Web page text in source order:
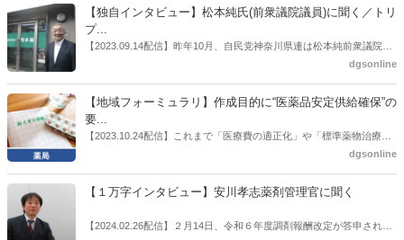
書がとりまとめられた。ドラビズon-lineでは検討会を総括する目的で
厚労省医政局医薬産業振興・医療情報企画課長（医薬産業振興・医療
情報企画課セルフケア・セルフメディケーション推進室長併任）安藤
公一氏や青山学院大学名誉教授の三村優美子氏、 日本保険薬局協会医
【独自インタビュー】松本純氏(前衆議院議員)に聞く／トリ
プ...
【2023.09.14配信】昨年10月、自民党神奈川県連は松本純前衆議院議
員を「自民党神奈川1区」（横浜市中区・磯子区・金沢区）の支部長
候補の前提となるもの。薬剤師に関わる政策に広く・深く関わってき
た同氏の復活に向けた薬剤師業界の期待には熱いものがある。不透明
感の払拭できない医療・介護・障害者サービスのトリプル改定等へ
の、薬剤師業界の強い危機感の裏返しといってもいいだろう。本稿で
dgsonline
【地域フォーミュラリ】作成目的に“医薬品安定供給確保”の
要...
【2023.10.24配信】これまで「医療費の適正化」や「標準薬物治療の
推進」などが目的とされることが多かった地域フォーミュラリの作
た。医薬品の安定供給確保だ。10月22日に開かれた「日本フォーミュ
飯田市）は、会員薬局から安定供給確保への強い要望があったことを
dgsonline
【１万字インタビュー】安川孝志薬剤管理官に聞く
【2024.02.26配信】２月14日、令和６年度調剤報酬改定が答申され